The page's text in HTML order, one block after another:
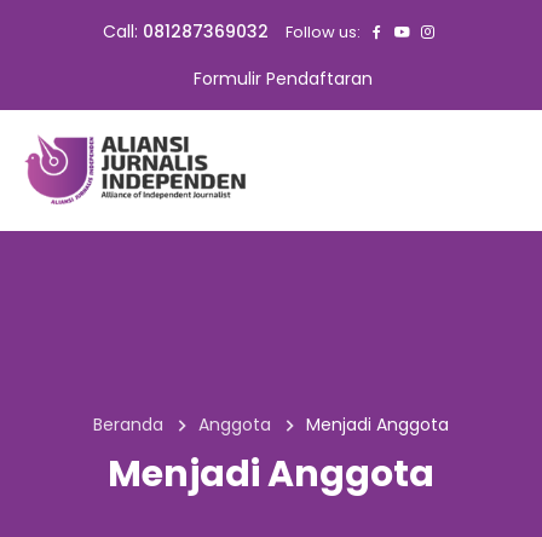
Call: 081287369032 Follow us:
Formulir Pendaftaran
Beranda Anggota Menjadi Anggota
Menjadi Anggota